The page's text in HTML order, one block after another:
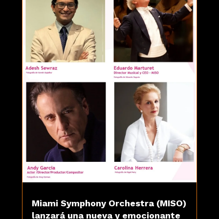
Miami Symphony Orchestra (MISO)
lanzará una nueva y emocionante